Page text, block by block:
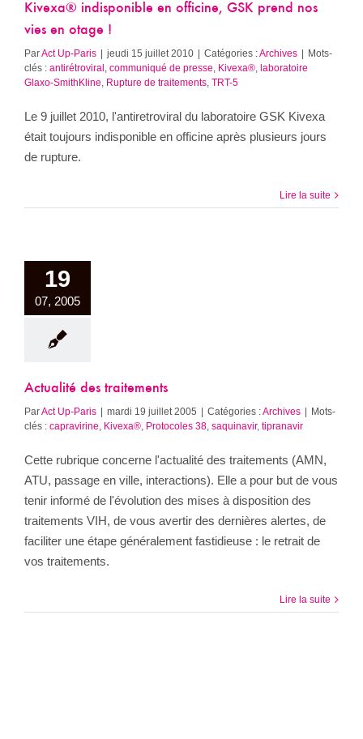
Kivexa® indisponible en officine, GSK prend nos
vies en otage !
ParAct Up-Paris | jeudi 15 juillet 2010 | Catégories :Archives | Mots-
clés : antirétroviral communiqué de presse Kivexa® laboratoire
Glaxo-SmithKline Rupture de traitements TRT-5
Le 9 juillet 2010, l'antiretroviral du laboratoire GSK Kivexa
était toujours indisponible en officine après plusieurs jours
de rupture.
Lire la suite
19
07, 2005
Actualité des traitements
ParAct Up-Paris | mardi 19 juillet 2005 | Catégories :Archives | Mots-
clés : capravirine Kivexa® Protocoles 38 saquinavir, tipranavir
Cette rubrique concerne l'actualité des traitements (AMN,
ATU, passage en ville, interactions). Elle a pour but de vous
tenir informé de l'évolution des mises à disposition des
traitements VIH, de vous avertir des dernières alertes, de
faciliter une étape généralement fastidieuse : le retrait de
vos traitements.
Lire la suite